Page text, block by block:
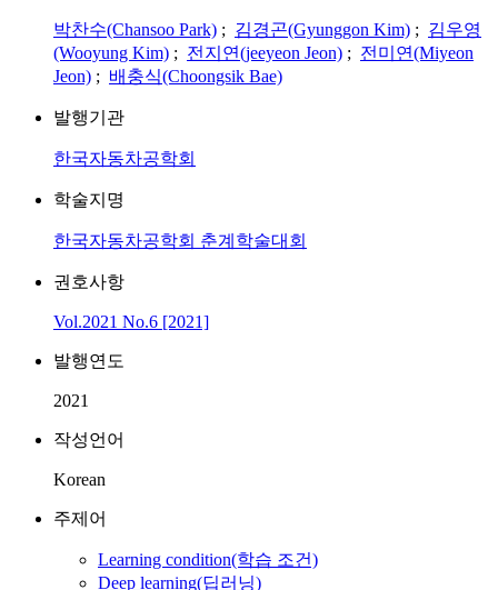
박찬수(Chansoo Park) ; 김경곤(Gyunggon Kim) ; 김우영
(Wooyung Kim) ; 전지연(jeeyeon Jeon) ; 전미연(Miyeon
Jeon) ; 배충식(Choongsik Bae)
발행기관
한국자동차공학회
학술지명
한국자동차공학회 춘계학술대회
권호사항
Vol.2021 No.6 [2021]
발행연도
2021
작성언어
Korean
주제어
Learning condition(학습 조건)
Deep learning(딥러닝)